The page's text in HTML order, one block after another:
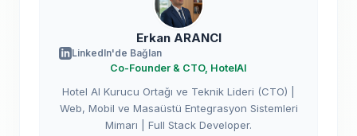
Erkan ARANCI
LinkedIn'de Bağlan
Co-Founder & CTO, HotelAI
Hotel AI Kurucu Ortağı ve Teknik Lideri (CTO) |
Web, Mobil ve Masaüstü Entegrasyon Sistemleri
Mimarı | Full Stack Developer.